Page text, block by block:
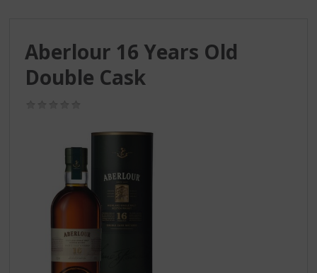
Aberlour 16 Years Old
Double Cask